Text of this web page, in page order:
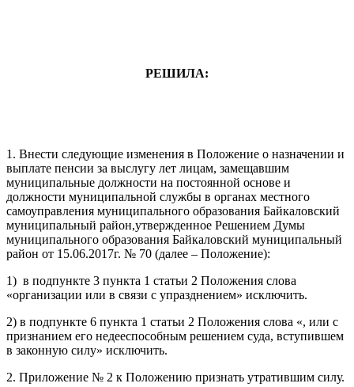
РЕШИЛА:
1. Внести следующие изменения в Положение о назначении и
выплате пенсии за выслугу лет лицам, замещавшим
муниципальные должности на постоянной основе и
должности муниципальной службы в органах местного
самоуправления муниципального образования Байкаловский
муниципальный район,утвержденное Решением Думы
муниципального образования Байкаловский муниципальный
район от 15.06.2017г. № 70 (далее – Положение):
1) в подпункте 3 пункта 1 статьи 2 Положения слова
«организации или в связи с упразднением» исключить.
2) в подпункте 6 пункта 1 статьи 2 Положения слова «, или с
признанием его недееспособным решением суда, вступившем
в законную силу» исключить.
2. Приложение № 2 к Положению признать утратившим силу.